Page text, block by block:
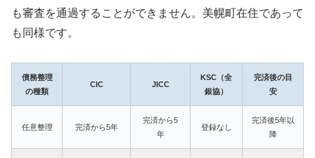
も審査を通過することができません。美幌町在住であって
も同様です。
債務整理
の種類
CIC JICC
KSC（全
銀協）
完済後の目
安
任意整理 完済から5年
完済から5
年
登録なし
完済後5年以
降